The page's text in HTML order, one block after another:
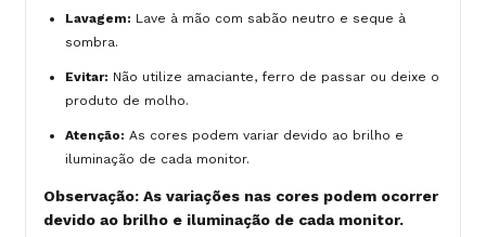
Lavagem: Lave à mão com sabão neutro e seque à
sombra.
Evitar: Não utilize amaciante, ferro de passar ou deixe o
produto de molho.
Atenção: As cores podem variar devido ao brilho e
iluminação de cada monitor.
Observação: As variações nas cores podem ocorrer
devido ao brilho e iluminação de cada monitor.